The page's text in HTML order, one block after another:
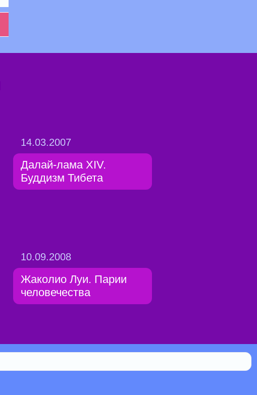
14.03.2007
Далай-лама XIV.
Буддизм Тибета
10.09.2008
Жаколио Луи. Парии
человечества